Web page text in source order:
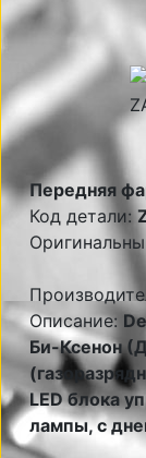
Передняя
Код детали:
Описание:
Би-Ксенон
LED блока
лампы, с